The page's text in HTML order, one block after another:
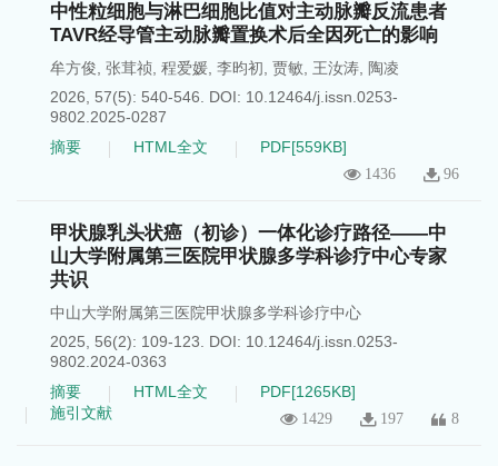
中性粒细胞与淋巴细胞比值对主动脉瓣反流患者
TAVR经导管主动脉瓣置换术后全因死亡的影响
牟方俊 张茸祯 程爱媛 李昀初 贾敏 王汝涛
陶凌
2026, 57(5): 540-546.
DOI: 10.12464/j.issn.0253-
9802.2025-0287
摘要
HTML全文 PDF[559KB]
1436 96
甲状腺乳头状癌（初诊）一体化诊疗路径——中
山大学附属第三医院甲状腺多学科诊疗中心专家
共识
中山大学附属第三医院甲状腺多学科诊疗中心
2025, 56(2): 109-123.
DOI: 10.12464/j.issn.0253-
9802.2024-0363
摘要
HTML全文 PDF[1265KB]
施引文献
1429 197 8